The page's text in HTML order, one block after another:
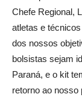
Chefe Regional,
atletas e
dos nossos
bolsistas sejam
Paraná, e o kit
retorno ao nosso